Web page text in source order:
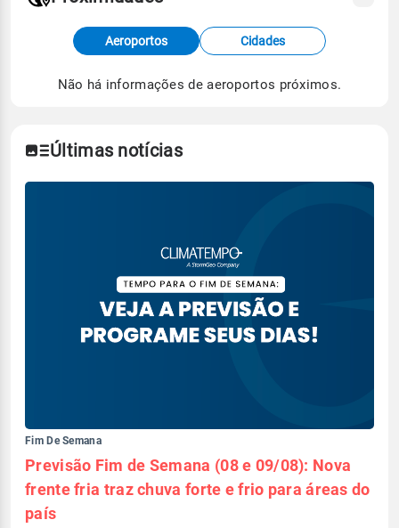
Fonte: dados combinados de estações
meteorológicas e satélite do Centro de Previsão
de Tempo e Estudos Climáticos (CPTEC).
Aeroportos Cidades
Não há informações de aeroportos próximos.
Últimas notícias
Fim De Semana
Previsão Fim de Semana (08 e 09/08): Nova
frente fria traz chuva forte e frio para áreas do
país